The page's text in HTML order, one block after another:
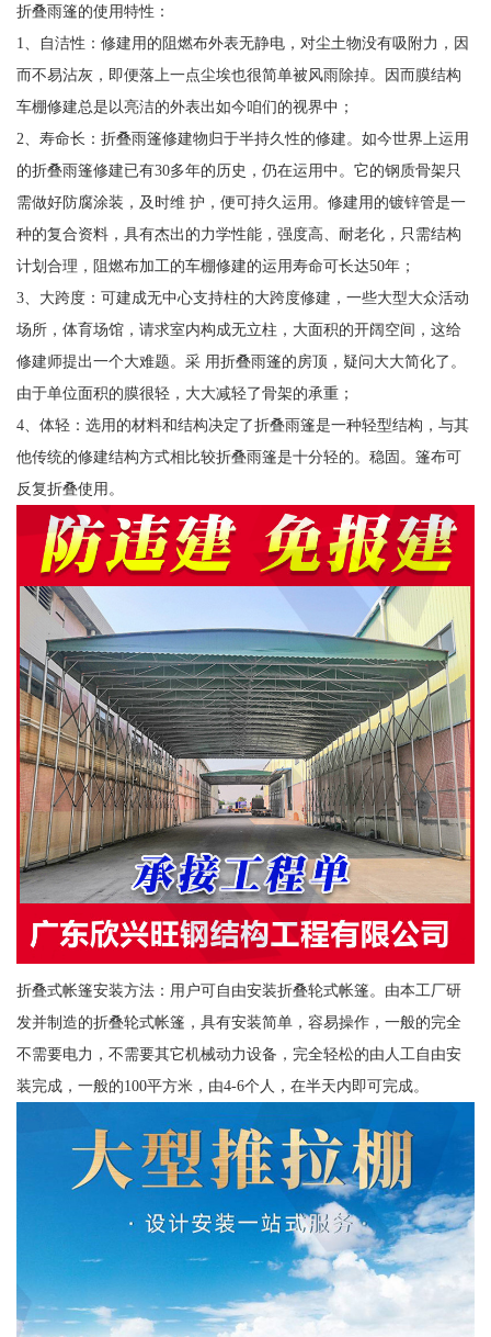
折叠雨篷的使用特性：
1、自洁性：修建用的阻燃布外表无静电，对尘土物没有吸附力，因
而不易沾灰，即便落上一点尘埃也很简单被风雨除掉。因而膜结构
车棚修建总是以亮洁的外表出如今咱们的视界中；
2、寿命长：折叠雨篷修建物归于半持久性的修建。如今世界上运用
的折叠雨篷修建已有30多年的历史，仍在运用中。它的钢质骨架只
需做好防腐涂装，及时维 护，便可持久运用。修建用的镀锌管是一
种的复合资料，具有杰出的力学性能，强度高、耐老化，只需结构
计划合理，阻燃布加工的车棚修建的运用寿命可长达50年；
3、大跨度：可建成无中心支持柱的大跨度修建，一些大型大众活动
场所，体育场馆，请求室内构成无立柱，大面积的开阔空间，这给
修建师提出一个大难题。采 用折叠雨篷的房顶，疑问大大简化了。
由于单位面积的膜很轻，大大减轻了骨架的承重；
4、体轻：选用的材料和结构决定了折叠雨篷是一种轻型结构，与其
他传统的修建结构方式相比较折叠雨篷是十分轻的。稳固。篷布可
反复折叠使用。
折叠式帐篷安装方法：用户可自由安装折叠轮式帐篷。由本工厂研
发并制造的折叠轮式帐篷，具有安装简单，容易操作，一般的完全
不需要电力，不需要其它机械动力设备，完全轻松的由人工自由安
装完成，一般的100平方米，由4-6个人，在半天内即可完成。